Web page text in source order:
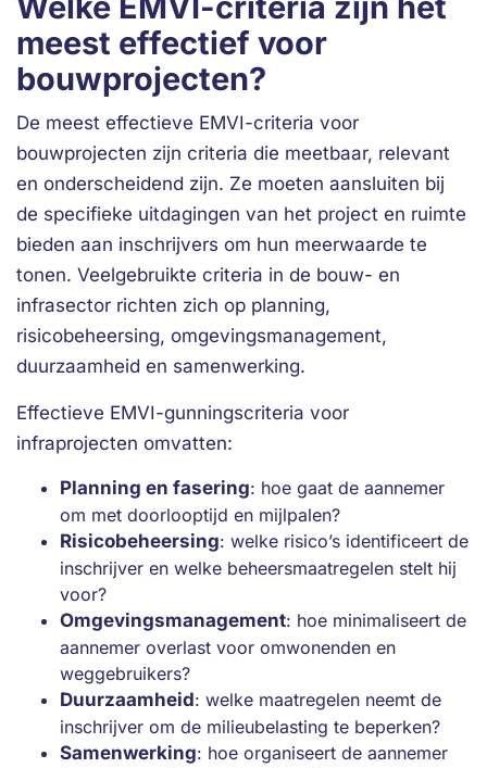
meest effectief voor
bouwprojecten?
De meest effectieve EMVI-criteria voor
bouwprojecten zijn criteria die meetbaar, relevant
en onderscheidend zijn. Ze moeten aansluiten bij
de specifieke uitdagingen van het project en ruimte
bieden aan inschrijvers om hun meerwaarde te
tonen. Veelgebruikte criteria in de bouw- en
infrasector richten zich op planning,
risicobeheersing, omgevingsmanagement,
duurzaamheid en samenwerking.
Effectieve EMVI-gunningscriteria voor
infraprojecten omvatten:
Planning en fasering: hoe gaat de aannemer
om met doorlooptijd en mijlpalen?
Risicobeheersing: welke risico’s identificeert de
inschrijver en welke beheersmaatregelen stelt hij
voor?
Omgevingsmanagement: hoe minimaliseert de
aannemer overlast voor omwonenden en
weggebruikers?
Duurzaamheid: welke maatregelen neemt de
inschrijver om de milieubelasting te beperken?
Samenwerking: hoe organiseert de aannemer